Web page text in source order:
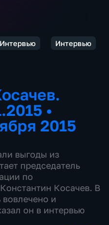
Интервью Интервью
•
2015
выгоды из
председатель
по
Косачев. В
и
он в интервью